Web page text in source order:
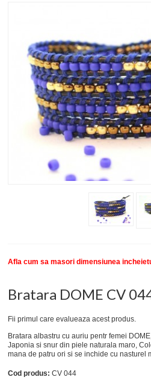
BRATARI CU SNUR
NOUTATI 2024 Hot!
SETURI BRATARI New
COLECTII BRATARI
DESPRE NOI
Afla cum sa masori dimensiunea
Bratara DOME CV
Fii primul care evalueaza acest produs.
Bratara albastru cu auriu pentr femei
Japonia si snur din piele naturala maro,
mana de patru ori si se inchide cu nasturel
Cod produs:CV 044